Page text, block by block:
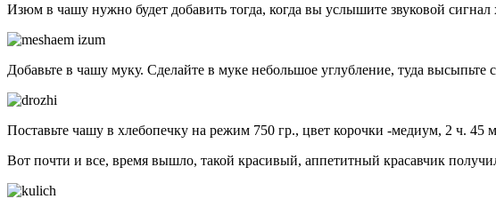
Изюм в чашу нужно будет добавить тогда, когда вы услышите звуковой
Добавьте в чашу муку. Сделайте в муке небольшое углубление, туда высыпьте
Поставьте чашу в хлебопечку на режим 750 гр., цвет корочки -медиум, 2 ч. 45
Вот почти и все, время вышло, такой красивый, аппетитный красавчик